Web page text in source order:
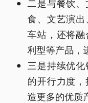
二是与餐饮
食、文艺演
车站，还将
利型等产品，
三是持续优
的开行力度
造更多的优质